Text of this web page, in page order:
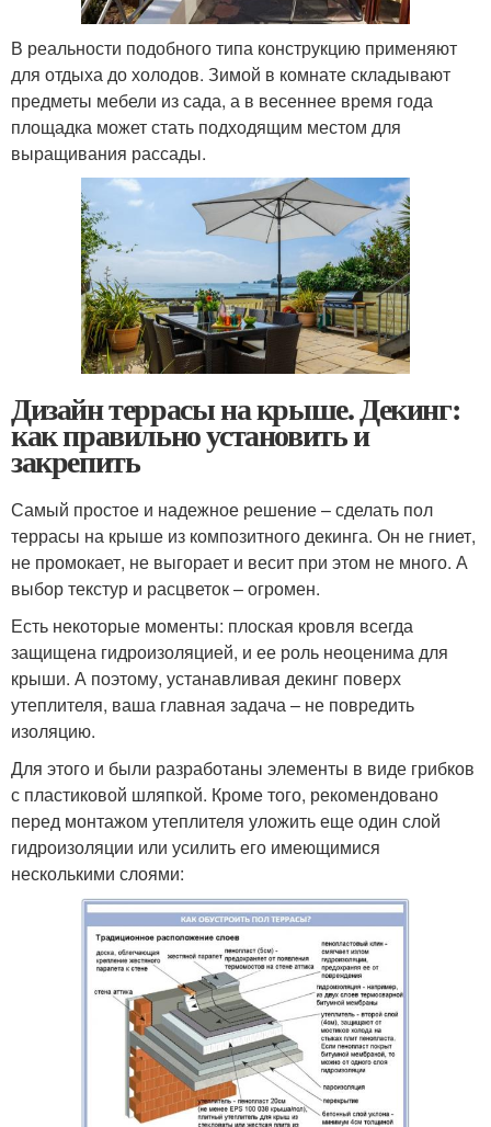
В реальности подобного типа конструкцию применяют
для отдыха до холодов. Зимой в комнате складывают
предметы мебели из сада, а в весеннее время года
площадка может стать подходящим местом для
выращивания рассады.
Дизайн террасы на крыше. Декинг:
как правильно установить и
закрепить
Самый простое и надежное решение – сделать пол
террасы на крыше из композитного декинга. Он не гниет,
не промокает, не выгорает и весит при этом не много. А
выбор текстур и расцветок – огромен.
Есть некоторые моменты: плоская кровля всегда
защищена гидроизоляцией, и ее роль неоценима для
крыши. А поэтому, устанавливая декинг поверх
утеплителя, ваша главная задача – не повредить
изоляцию.
Для этого и были разработаны элементы в виде грибков
с пластиковой шляпкой. Кроме того, рекомендовано
перед монтажом утеплителя уложить еще один слой
гидроизоляции или усилить его имеющимися
несколькими слоями: